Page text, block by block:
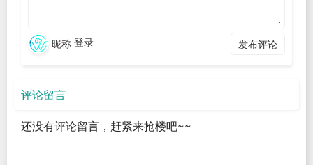
关注点赞转发所带给自己的那种成就感。不过呢，这种类型的
公众号相对来说偏少，因为你要付出很多的时间和精力。
第二种就是为了打造个人品牌的，这些一般就是以盈利为目的
的。他们往往是某一个领域方面的专家，有依据有能力。通过
昵称 登录 发布评论
评论留言
还没有评论留言，赶紧来抢楼吧~~